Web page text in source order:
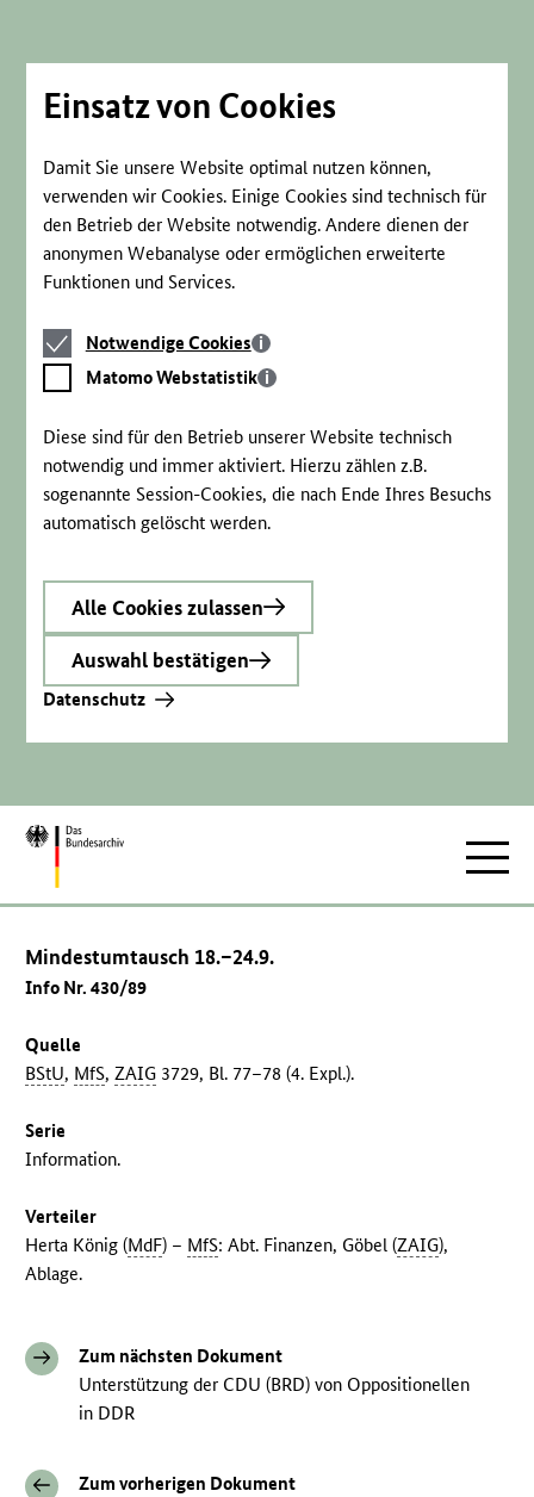
Einsatz von Cookies
Damit Sie unsere Website optimal nutzen können,
verwenden wir Cookies. Einige Cookies sind technisch für
den Betrieb der Website notwendig. Andere dienen der
anonymen Webanalyse oder ermöglichen erweiterte
Funktionen und Services.
Notwendige
Cookies
Notwendige Cookies
Matomo
Webstatistik
Matomo Webstatistik
Diese sind für den Betrieb unserer Website technisch
notwendig und immer aktiviert. Hierzu zählen z.B.
sogenannte Session-Cookies, die nach Ende Ihres Besuchs
automatisch gelöscht werden.
Alle Cookies zulassen
Auswahl bestätigen
Datenschutz
Zur
Mindestumtausch 18.–24.9.
Info Nr. 430/89
Quelle
BStU, MfS,ZAIG 3729, Bl. 77–78 (4. Expl.).
Serie
Information.
Verteiler
Herta König (MdF) – MfS: Abt. Finanzen, Göbel (ZAIG),
Ablage.
Zum nächsten Dokument
Unterstützung der CDU (BRD) von Oppositionellen
in DDR
Zum vorherigen Dokument